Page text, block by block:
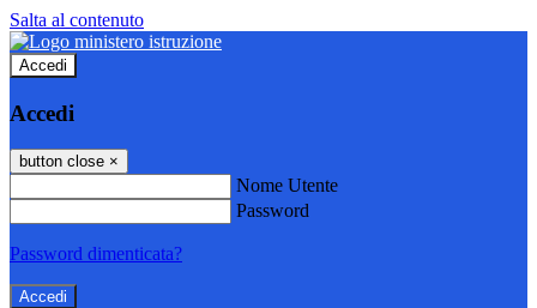
Salta al contenuto
Accedi
Accedi
button close ×
Nome Utente
Password
Password dimenticata?